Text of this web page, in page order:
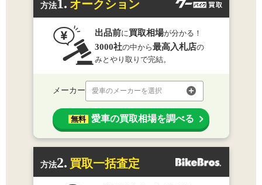
方法1. オークション
出品前に 買取相場が分かる！
3000社の中から最高入札店の
みとやり取りで完結。
メーカー 愛車のメーカーを選択
無料 愛車の買取相場を調べる
方法2. 買取一括査定